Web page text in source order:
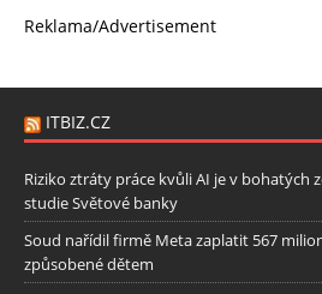
Reklama/Advertisement
ITBIZ.CZ
Riziko ztráty práce kvůli AI je v bohatých
studie Světové banky
Soud nařídil firmě Meta zaplatit 567
způsobené dětem